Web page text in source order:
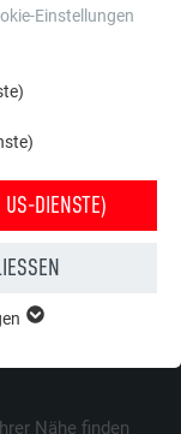
PREFA Produkte
Objekte.
Nähe finden
Einstellungen
DIENSTE)
gewährleistet,